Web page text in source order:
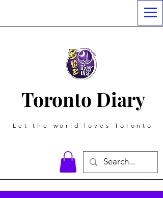
Toronto Diary
Let the world loves Toronto